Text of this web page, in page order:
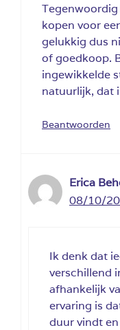
kopen voor
gelukkig dus
of goedkoop.
ingewikkelde
natuurlijk, dat
Beantwoorden
Erica
08/10/
Ik denk dat
verschillend
afhankelijk
ervaring is
duur vindt